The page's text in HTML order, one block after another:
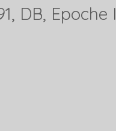
DB, Epoche